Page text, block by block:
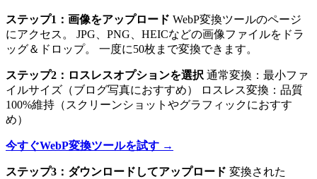
ステップ1：画像をアップロード WebP変換ツールのページ
にアクセス。 JPG、PNG、HEICなどの画像ファイルをドラ
ッグ＆ドロップ。 一度に50枚まで変換できます。
ステップ2：ロスレスオプションを選択 通常変換：最小ファ
イルサイズ（ブログ写真におすすめ） ロスレス変換：品質
100%維持（スクリーンショットやグラフィックにおすす
め）
今すぐWebP変換ツールを試す →
ステップ3：ダウンロードしてアップロード 変換された